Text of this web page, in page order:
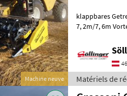
Machine neuve
klappbares Getreideschneidwerk
7, 2m/7, 6m Vorteile: >geringes Einsatzgewicht >großer
Matériels de